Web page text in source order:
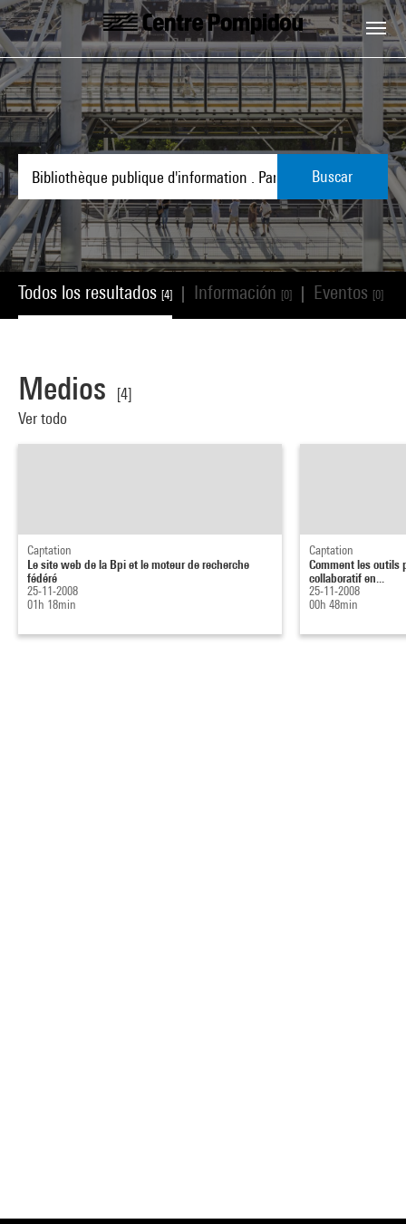
Skip to main content
Centre Pompidou
Buscar
Todos los resultados [4] Información [0] Eventos [0]
Medios
[4]
Ver todo
Captation
Le site web de la Bpi et le moteur de recherche
fédéré
25-11-2008
01h 18min
Captation
Comment les outils
collaboratif en...
25-11-2008
00h 48min